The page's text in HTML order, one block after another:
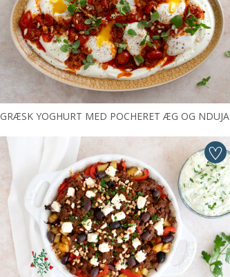
GRÆSK YOGHURT MED POCHERET ÆG OG NDUJA